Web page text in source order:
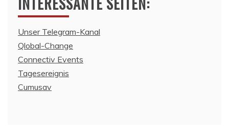
Unser Telegram-Kanal
Qlobal-Change
Connectiv Events
Tagesereignis
Cumusav